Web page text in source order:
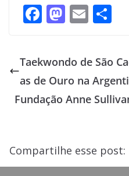
F
ac
b
o
o
M
as
d
o
n
E
m
l e
Taekwondo de São
as de Ouro na
Fundação Anne
Compartilhe esse post: